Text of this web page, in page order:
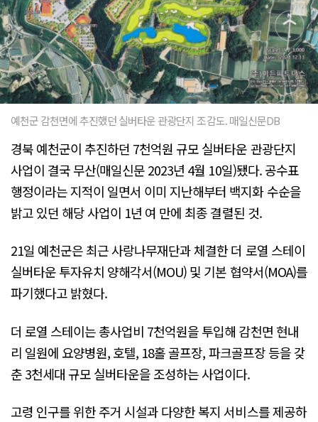
예천군 감천면에 추진했던 실버타운 관광단지 조감도. 매일신문DB
경북 예천군이 추진하던 7천억원 규모 실버타운 관광단지
사업이 결국 무산(매일신문 2023년 4월 10일)됐다. 공수표
행정이라는 지적이 일면서 이미 지난해부터 백지화 수순을
밝고 있던 해당 사업이 1년 여 만에 최종 결렬된 것.
21일 예천군은 최근 사랑나무재단과 체결한 더 로열 스테이
실버타운 투자유치 양해각서(MOU) 및 기본 협약서(MOA)를
파기했다고 밝혔다.
더 로열 스테이는 총사업비 7천억원을 투입해 감천면 현내
리 일원에 요양병원, 호텔, 18홀 골프장, 파크골프장 등을 갖
춘 3천세대 규모 실버타운을 조성하는 사업이다.
고령 인구를 위한 주거 시설과 다양한 복지 서비스를 제공하